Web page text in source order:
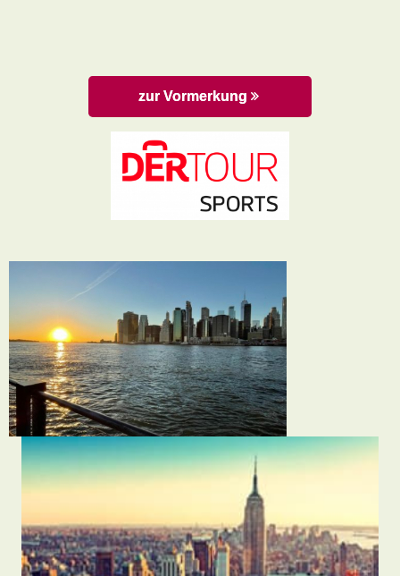
zur Vormerkung